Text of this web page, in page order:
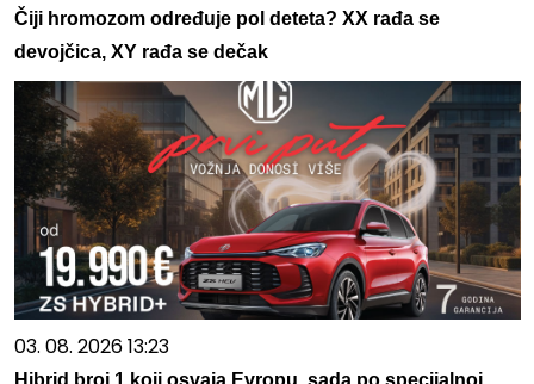
Čiji hromozom određuje pol deteta? XX rađa se
devojčica, XY rađa se dečak
03. 08. 2026 13:23
Hibrid broj 1 koji osvaja Evropu, sada po specijalnoj